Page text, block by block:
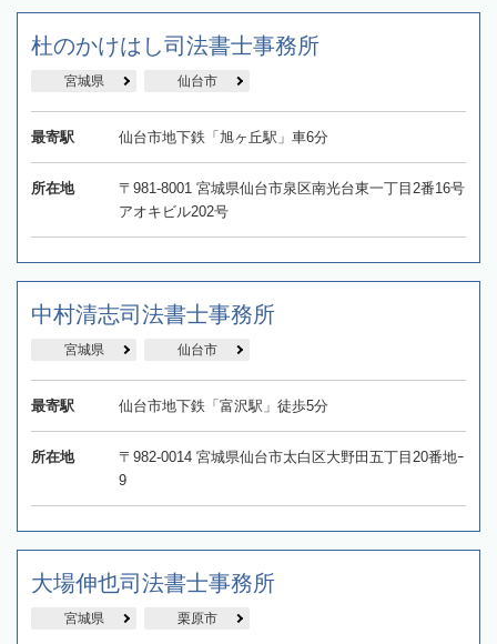
杜のかけはし司法書士事務所
宮城県 仙台市
最寄駅 仙台市地下鉄「旭ヶ丘駅」車6分
所在地
〒981-8001 宮城県仙台市泉区南光台東一丁目2番16号
アオキビル202号
中村清志司法書士事務所
宮城県 仙台市
最寄駅 仙台市地下鉄「富沢駅」徒歩5分
所在地
〒982-0014 宮城県仙台市太白区大野田五丁目20番地ｰ
9
大場伸也司法書士事務所
宮城県 栗原市